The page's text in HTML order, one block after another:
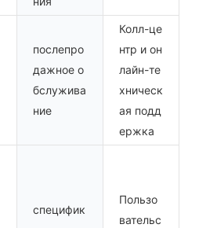
послепро
дажное о
бслужива
ние
Колл-це
нтр и он
лайн-те
хническ
ая подд
ержка
специфик
Пользо
вательс